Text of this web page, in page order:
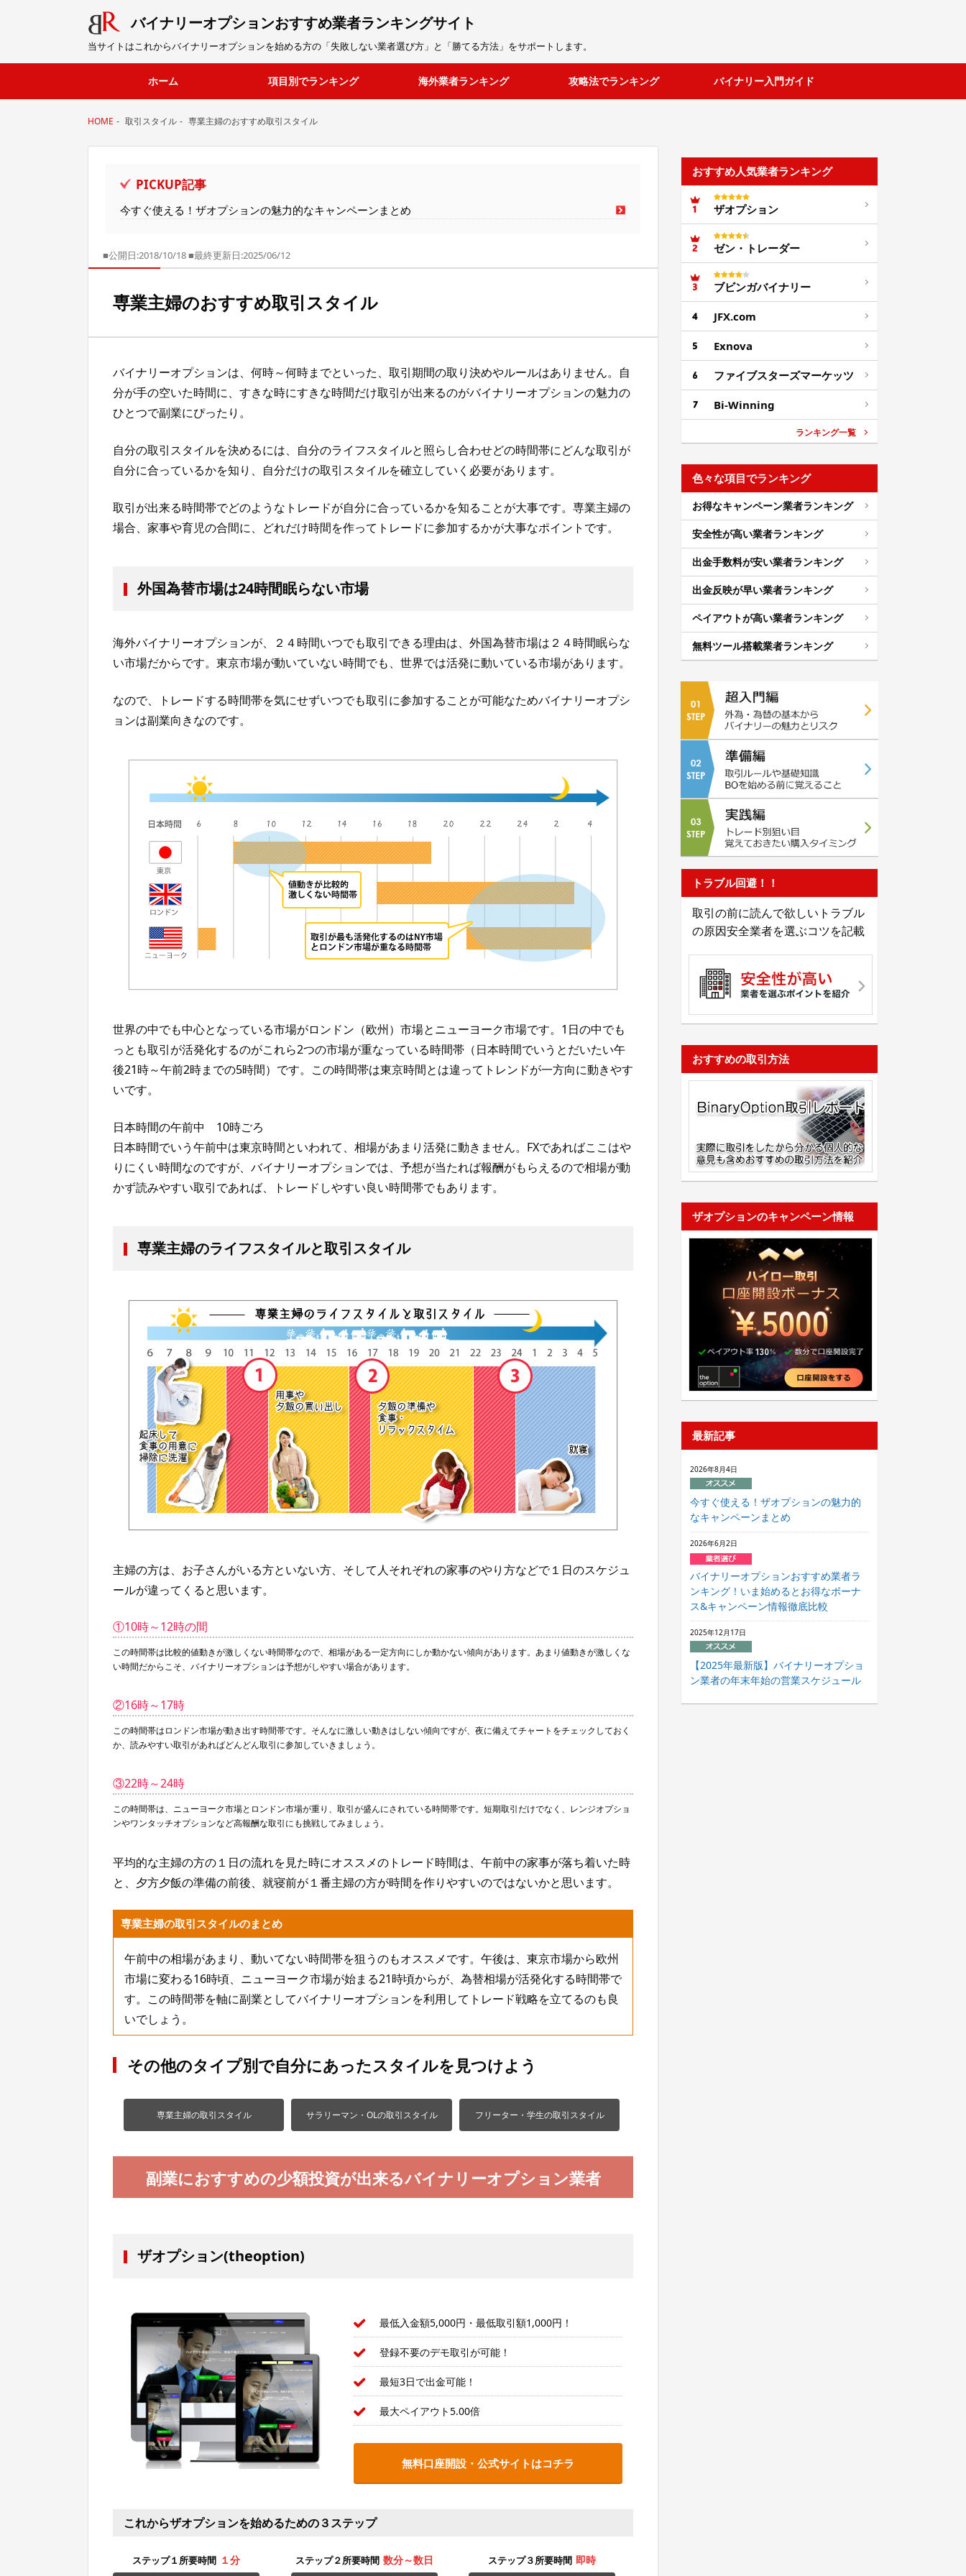
バイナリーオプションおすすめ業者ランキングサイト
当サイトはこれからバイナリーオプションを始める方の「失敗しない業者選び方」と「勝てる方法」をサポートします。
ホーム 項目別でランキング 海外業者ランキング 攻略法でランキング バイナリー入門ガイド
HOME 取引スタイル 専業主婦のおすすめ取引スタイル
PICKUP記事
今すぐ使える！ザオプションの魅力的なキャンペーンまとめ
■公開日:2018/10/18■最終更新日:2025/06/12
専業主婦のおすすめ取引スタイル
バイナリーオプションは、何時～何時までといった、取引期間の取り決めやルールはありません。自
分が手の空いた時間に、すきな時にすきな時間だけ取引が出来るのがバイナリーオプションの魅力の
ひとつで副業にぴったり。
自分の取引スタイルを決めるには、自分のライフスタイルと照らし合わせどの時間帯にどんな取引が
自分に合っているかを知り、自分だけの取引スタイルを確立していく必要があります。
取引が出来る時間帯でどのようなトレードが自分に合っているかを知ることが大事です。専業主婦の
場合、家事や育児の合間に、どれだけ時間を作ってトレードに参加するかが大事なポイントです。
外国為替市場は24時間眠らない市場
海外バイナリーオプションが、２４時間いつでも取引できる理由は、外国為替市場は２４時間眠らな
い市場だからです。東京市場が動いていない時間でも、世界では活発に動いている市場があります。
なので、トレードする時間帯を気にせずいつでも取引に参加することが可能なためバイナリーオプシ
ョンは副業向きなのです。
世界の中でも中心となっている市場がロンドン（欧州）市場とニューヨーク市場です。1日の中でも
っとも取引が活発化するのがこれら2つの市場が重なっている時間帯（日本時間でいうとだいたい午
後21時～午前2時までの5時間）です。この時間帯は東京時間とは違ってトレンドが一方向に動きやす
いです。
日本時間の午前中 10時ごろ
日本時間でいう午前中は東京時間といわれて、相場があまり活発に動きません。FXであればここはや
りにくい時間なのですが、バイナリーオプションでは、予想が当たれば報酬がもらえるので相場が動
かず読みやすい取引であれば、トレードしやすい良い時間帯でもあります。
専業主婦のライフスタイルと取引スタイル
主婦の方は、お子さんがいる方といない方、そして人それぞれの家事のやり方などで１日のスケジュ
ールが違ってくると思います。
①10時～12時の間
この時間帯は比較的値動きが激しくない時間帯なので、相場がある一定方向にしか動かない傾向があります。あまり値動きが激しくな
い時間だからこそ、バイナリーオプションは予想がしやすい場合があります。
②16時～17時
この時間帯はロンドン市場が動き出す時間帯です。そんなに激しい動きはしない傾向ですが、夜に備えてチャートをチェックしておく
か、読みやすい取引があればどんどん取引に参加していきましょう。
③22時～24時
この時間帯は、ニューヨーク市場とロンドン市場が重り、取引が盛んにされている時間帯です。短期取引だけでなく、レンジオプショ
ンやワンタッチオプションなど高報酬な取引にも挑戦してみましょう。
平均的な主婦の方の１日の流れを見た時にオススメのトレード時間は、午前中の家事が落ち着いた時
と、夕方夕飯の準備の前後、就寝前が１番主婦の方が時間を作りやすいのではないかと思います。
専業主婦の取引スタイルのまとめ
午前中の相場があまり、動いてない時間帯を狙うのもオススメです。午後は、東京市場から欧州
市場に変わる16時頃、ニューヨーク市場が始まる21時頃からが、為替相場が活発化する時間帯で
す。この時間帯を軸に副業としてバイナリーオプションを利用してトレード戦略を立てるのも良
いでしょう。
その他のタイプ別で自分にあったスタイルを見つけよう
専業主婦の取引スタイル サラリーマン・OLの取引スタイル フリーター・学生の取引スタイル
副業におすすめの少額投資が出来るバイナリーオプション業者
ザオプション(theoption)
最低入金額5,000円・最低取引額1,000円！
登録不要のデモ取引が可能！
最短3日で出金可能！
最大ペイアウト5.00倍
無料口座開設・公式サイトはコチラ
これからザオプションを始めるための３ステップ
ステップ１所要時間 １分 ステップ２所要時間 数分～数日 ステップ３所要時間 即時
おすすめ人気業者ランキング
ザオプション
ゼン・トレーダー
ブビンガバイナリー
JFX.com
Exnova
ファイブスターズマーケッツ
Bi-Winning
ランキング一覧
色々な項目でランキング
お得なキャンペーン業者ランキング
安全性が高い業者ランキング
出金手数料が安い業者ランキング
出金反映が早い業者ランキング
ペイアウトが高い業者ランキング
無料ツール搭載業者ランキング
トラブル回避！！
取引の前に読んで欲しいトラブル
の原因安全業者を選ぶコツを記載
おすすめの取引方法
ザオプションのキャンペーン情報
最新記事
2026年8月4日
今すぐ使える！ザオプションの魅力的
なキャンペーンまとめ
2026年6月2日
バイナリーオプションおすすめ業者ラ
ンキング！いま始めるとお得なボーナ
ス&キャンペーン情報徹底比較
2025年12月17日
【2025年最新版】バイナリーオプショ
ン業者の年末年始の営業スケジュール